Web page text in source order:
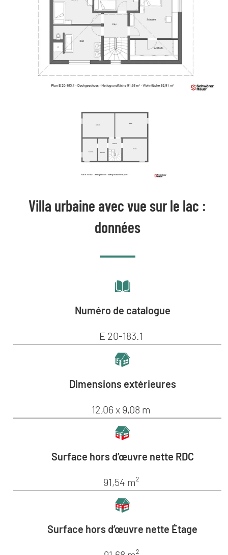
Villa urbaine avec vue sur le lac :
données
Numéro de catalogue
E 20-183.1
Dimensions extérieures
12,06 x 9,08 m
Surface hors d’œuvre nette RDC
91,54 m²
Surface hors d’œuvre nette Étage